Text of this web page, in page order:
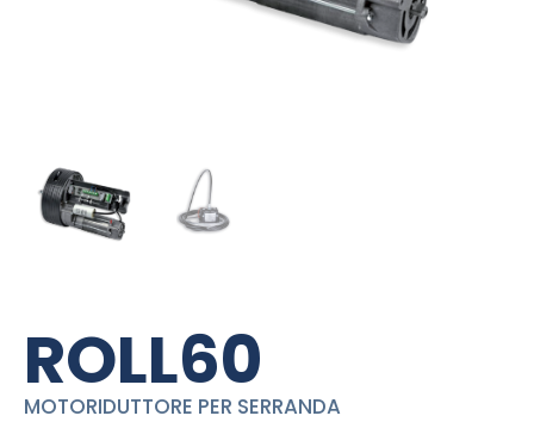
ROLL60
MOTORIDUTTORE PER SERRANDA